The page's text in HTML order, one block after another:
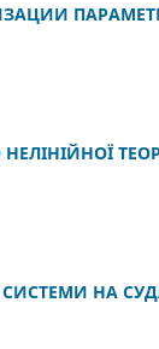
НА